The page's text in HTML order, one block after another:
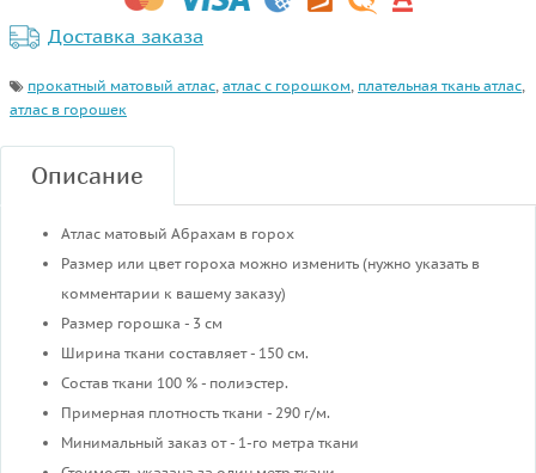
Доставка заказа
прокатный матовый атлас, атлас с горошком, плательная ткань атлас,
атлас в горошек
Описание
Атлас матовый Абрахам в горох
Размер или цвет гороха можно изменить (нужно указать в
комментарии к вашему заказу)
Размер горошка - 3 см
Ширина ткани составляет - 150 см.
Состав ткани 100 % - полиэстер.
Примерная плотность ткани - 290 г/м.
Минимальный заказ от - 1-го метра ткани